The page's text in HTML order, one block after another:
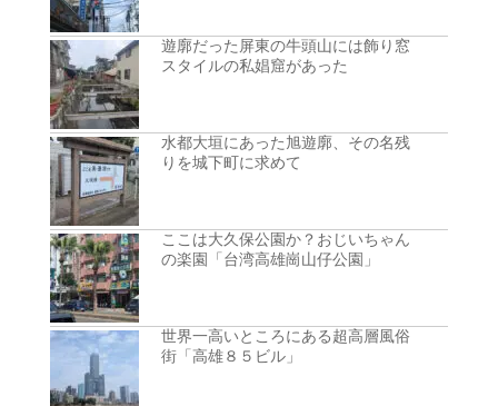
遊廓だった屏東の牛頭山には飾り窓
スタイルの私娼窟があった
水都大垣にあった旭遊廓、その名残
りを城下町に求めて
ここは大久保公園か？おじいちゃん
の楽園「台湾高雄崗山仔公園」
世界一高いところにある超高層風俗
街「高雄８５ビル」